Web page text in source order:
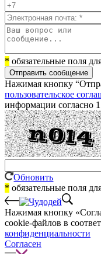
* обязательные поля
Отправить сообщение
Нажимая кнопку
пользовательское
информации согласно
Обновить
* обязательные поля
Нажимая кнопку
cookie-файлов в
конфиденциальности
Согласен